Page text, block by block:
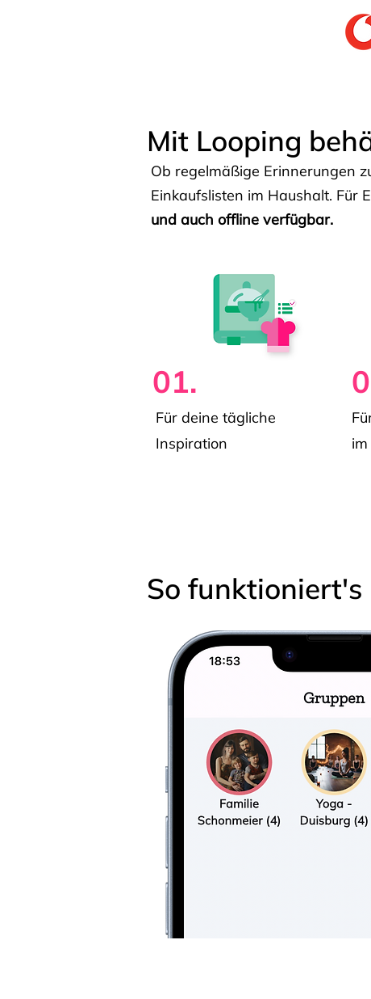
Mit Looping
Ob regelmäßige Erinnerungen
Einkaufslisten im Haushalt. Für
und auch offline verfügbar.
01.
Für deine tägliche
Inspiration
So funktioniert's